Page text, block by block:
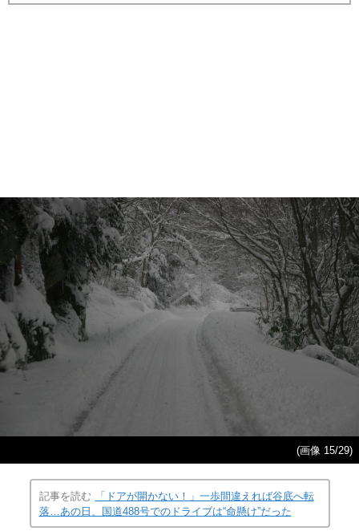
(画像 15/29)
記事を読む
「ドアが開かない！」一歩間違えれば谷底へ転
落…あの日、国道488号でのドライブは“命懸け”だった